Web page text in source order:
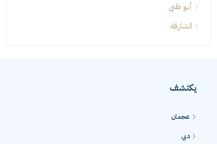
أبو ظبي
الشارقة
يكتشف
عجمان
دبي